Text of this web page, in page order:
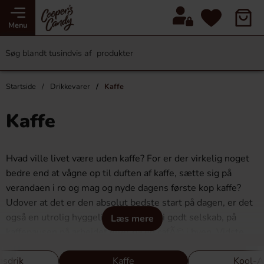
Menu
Startside Drikkevarer Kaffe
Kaffe
Læs mere
Hvad ville livet være uden kaffe? For er der virkelig noget
bedre end at vågne op til duften af kaffe, sætte sig på
verandaen i ro og mag og nyde dagens første kop kaffe?
Udover at det er den absolut bedste start på dagen, er det
også en utrolig hyggelig drik at nyde i godt selskab, på
kaffepausen på arbejdet eller på en cafÃ© i byen. Vidste
Kaffe Kool-